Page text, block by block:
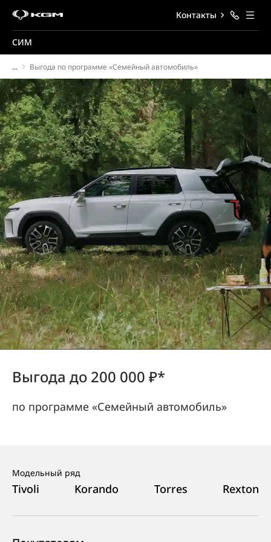
СИМ
Контакты
... Выгода по программе «Семейный автомобиль»
Выгода до 200 000 ₽*
по программе «Семейный автомобиль»
Модельный ряд
Tivoli Korando Torres Rexton